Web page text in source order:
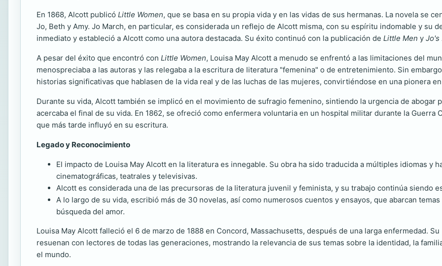
En 1868, Alcott publicó Little Women, que se basa en su propia vida y en las vidas de sus hermanas. La novela se
Jo, Beth y Amy. Jo March, en particular, es considerada un reflejo de Alcott misma, con su espíritu indomable y su
inmediato y estableció a Alcott como una autora destacada. Su éxito continuó con la publicación de Little Men y Jo's
A pesar del éxito que encontró con Little Women, Louisa May Alcott a menudo se enfrentó a las limitaciones del
menospreciaba a las autoras y las relegaba a la escritura de literatura "femenina" o de entretenimiento. Sin
historias significativas que hablasen de la vida real y de las luchas de las mujeres, convirtiéndose en una pionera
Durante su vida, Alcott también se implicó en el movimiento de sufragio femenino, sintiendo la urgencia de abogar
acercaba el final de su vida. En 1862, se ofreció como enfermera voluntaria en un hospital militar durante la
que más tarde influyó en su escritura.
Legado y Reconocimiento
El impacto de Louisa May Alcott en la literatura es innegable. Su obra ha sido traducida a múltiples idiomas y
cinematográficas, teatrales y televisivas.
Alcott es considerada una de las precursoras de la literatura juvenil y feminista, y su trabajo continúa siendo
A lo largo de su vida, escribió más de 30 novelas, así como numerosos cuentos y ensayos, que abarcan
búsqueda del amor.
Louisa May Alcott falleció el 6 de marzo de 1888 en Concord, Massachusetts, después de una larga enfermedad.
resuenan con lectores de todas las generaciones, mostrando la relevancia de sus temas sobre la identidad, la
el mundo.